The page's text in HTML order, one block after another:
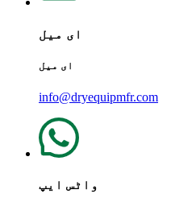
ای میل
ای میل
info@dryequipmfr.com
واٹس ایپ